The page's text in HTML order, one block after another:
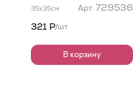
35x35см Арт. 729536
321 Р/шт
В корзину